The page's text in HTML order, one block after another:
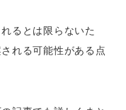
るとは限らないた
れる可能性がある点